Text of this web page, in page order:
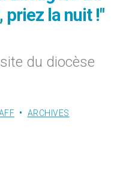
priez la nuit !"
du diocèse
ARCHIVES